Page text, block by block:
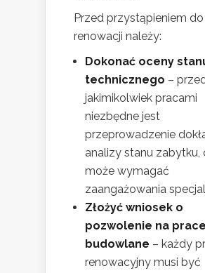
Przed przystąpieniem do
renowacji należy:
Dokonać oceny
technicznego –
jakimikolwiek pracami
niezbędne jest
przeprowadzenie
analizy stanu zabytku,
może wymagać
zaangażowania
Złożyć wniosek o
pozwolenie na prace
budowlane – każdy
renowacyjny musi być